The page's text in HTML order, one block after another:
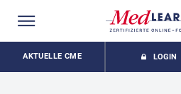
AKTUELLE CME LOGIN